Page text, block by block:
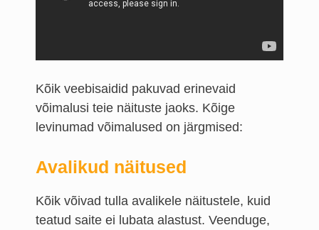
Kõik veebisaidid pakuvad erinevaid
võimalusi teie näituste jaoks. Kõige
levinumad võimalused on järgmised:
Avalikud näitused
Kõik võivad tulla avalikele näitustele, kuid
teatud saite ei lubata alastust. Veenduge,